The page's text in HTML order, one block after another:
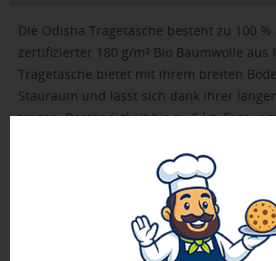
Die Odisha Tragetasche besteht zu 100 %
zertifizierter 180 g/m² Bio Baumwolle aus
Tragetasche bietet mit ihrem breiten
Stauraum und lässt sich dank ihrer
tragen. Beständigkeit bis zu 5 kg.
FASTLANE-Artikel werden nach
Bei Mengen ab 500 Stück bitte die